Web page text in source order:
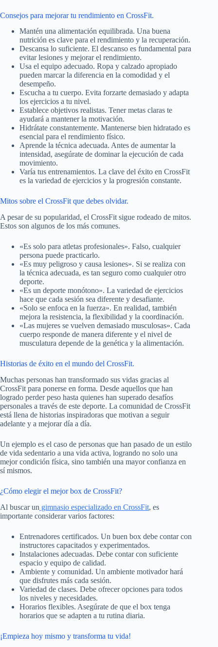
Consejos para mejorar tu rendimiento en CrossFit.
Mantén una alimentación equilibrada. Una buena
nutrición es clave para el rendimiento y la recuperación.
Descansa lo suficiente. El descanso es fundamental para
evitar lesiones y mejorar el rendimiento.
Usa el equipo adecuado. Ropa y calzado apropiado
pueden marcar la diferencia en la comodidad y el
desempeño.
Escucha a tu cuerpo. Evita forzarte demasiado y adapta
los ejercicios a tu nivel.
Establece objetivos realistas. Tener metas claras te
ayudará a mantener la motivación.
Hidrátate constantemente. Mantenerse bien hidratado es
esencial para el rendimiento físico.
Aprende la técnica adecuada. Antes de aumentar la
intensidad, asegúrate de dominar la ejecución de cada
movimiento.
Varía tus entrenamientos. La clave del éxito en CrossFit
es la variedad de ejercicios y la progresión constante.
Mitos sobre el CrossFit que debes olvidar.
A pesar de su popularidad, el CrossFit sigue rodeado de mitos.
Estos son algunos de los más comunes.
«Es solo para atletas profesionales». Falso, cualquier
persona puede practicarlo.
«Es muy peligroso y causa lesiones». Si se realiza con
la técnica adecuada, es tan seguro como cualquier otro
deporte.
«Es un deporte monótono». La variedad de ejercicios
hace que cada sesión sea diferente y desafiante.
«Solo se enfoca en la fuerza». En realidad, también
mejora la resistencia, la flexibilidad y la coordinación.
«Las mujeres se vuelven demasiado musculosas». Cada
cuerpo responde de manera diferente y el nivel de
musculatura depende de la genética y la alimentación.
Historias de éxito en el mundo del CrossFit.
Muchas personas han transformado sus vidas gracias al
CrossFit para ponerse en forma. Desde aquellos que han
logrado perder peso hasta quienes han superado desafíos
personales a través de este deporte. La comunidad de CrossFit
está llena de historias inspiradoras que motivan a seguir
adelante y a mejorar día a día.
Un ejemplo es el caso de personas que han pasado de un estilo
de vida sedentario a una vida activa, logrando no solo una
mejor condición física, sino también una mayor confianza en
sí mismos.
¿Cómo elegir el mejor box de CrossFit?
Al buscar un gimnasio especializado en CrossFit, es
importante considerar varios factores:
Entrenadores certificados. Un buen box debe contar con
instructores capacitados y experimentados.
Instalaciones adecuadas. Debe contar con suficiente
espacio y equipo de calidad.
Ambiente y comunidad. Un ambiente motivador hará
que disfrutes más cada sesión.
Variedad de clases. Debe ofrecer opciones para todos
los niveles y necesidades.
Horarios flexibles. Asegúrate de que el box tenga
horarios que se adapten a tu rutina diaria.
¡Empieza hoy mismo y transforma tu vida!